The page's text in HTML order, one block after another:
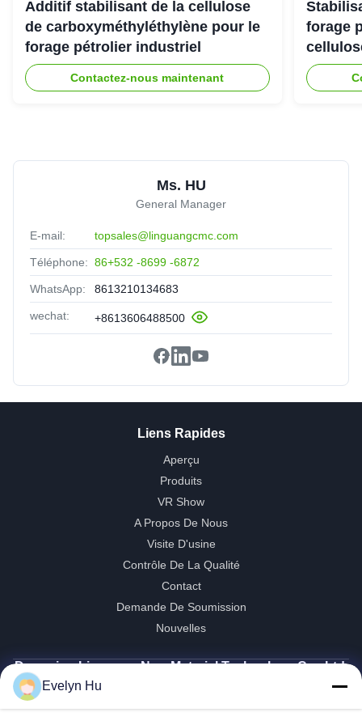
recomended.
Additif stabilisant de la cellulose
de carboxyméthyléthylène pour le
forage pétrolier industriel
Contactez-nous maintenant
forage
Ms. HU
General Manager
E-mail: topsales@linguangcmc.com
Téléphone: 86+532 -8699 -6872
WhatsApp: 8613210134683
wechat: +8613606488500
Liens Rapides
Aperçu
Produits
VR Show
A Propos De Nous
Visite D'usine
Contrôle De La Qualité
Contact
Demande De Soumission
Nouvelles
Dongying Linguang New Material Technology Co., Ltd.
Evelyn Hu